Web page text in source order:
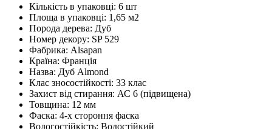
Кількість в упаковці: 6 шт
Площа в упаковці: 1,65 м2
Порода дерева: Дуб
Номер декору: SP 529
Фабрика: Alsapan
Країна: Франція
Назва: Дуб Almond
Клас зносостійкості: 33 клас
Захист від стирання: АС 6 (підвищена)
Товщина: 12 мм
Фаска: 4-х стороння фаска
Вологостійкість: Водостійкий